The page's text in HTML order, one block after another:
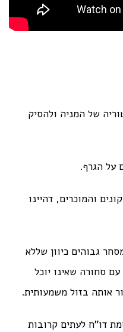
של המניה ולהסיק
על הגרף.
והמוכרים, דהיינו
גבוהים כיוון שללא
סחורה שאינו יוכל
אותה בזול משמעותית.
דו"ח לעתים קרובות